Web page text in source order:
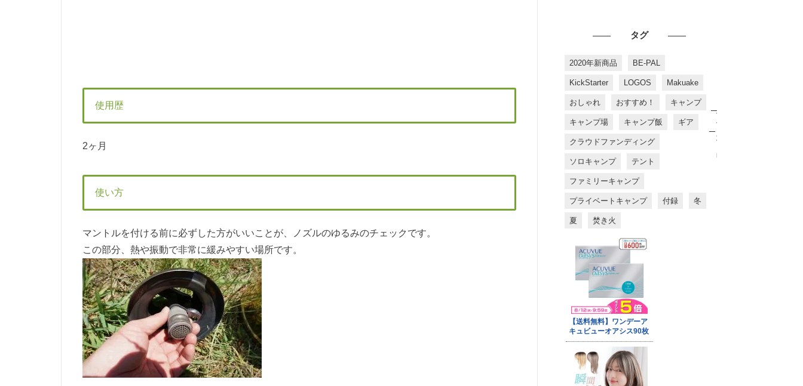
使用歴
2ヶ月
使い方
マントルを付ける前に必ずした方がいいことが、ノズルのゆるみのチェックです。
この部分、熱や振動で非常に緩みやすい場所です。
タグ
2020年新商品 BE-PAL
KickStarter LOGOS Makuake
おしゃれ おすすめ！ キャンプ
キャンプ場 キャンプ飯 ギア
クラウドファンディング
ソロキャンプ テント
ファミリーキャンプ
プライベートキャンプ 付録 冬
夏 焚き火
す
す
め
商
品